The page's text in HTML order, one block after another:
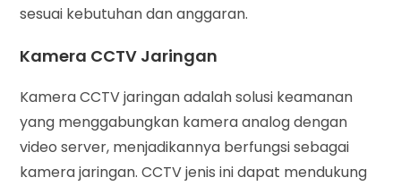
sesuai kebutuhan dan anggaran.
Kamera CCTV Jaringan
Kamera CCTV jaringan adalah solusi keamanan
yang menggabungkan kamera analog dengan
video server, menjadikannya berfungsi sebagai
kamera jaringan. CCTV jenis ini dapat mendukung